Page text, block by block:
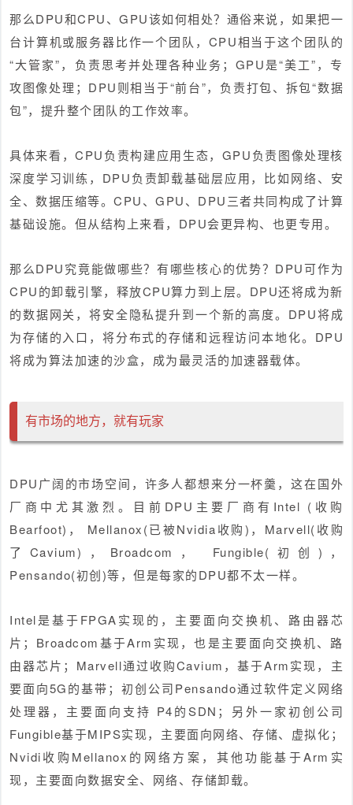
那么DPU和CPU、GPU该如何相处？通俗来说，如果把一
台计算机或服务器比作一个团队，CPU相当于这个团队的
“大管家”，负责思考并处理各种业务；GPU是“美工”，专
攻图像处理；DPU则相当于“前台”，负责打包、拆包“数据
包”，提升整个团队的工作效率。
具体来看，CPU负责构建应用生态，GPU负责图像处理核
深度学习训练，DPU负责卸载基础层应用，比如网络、安
全、数据压缩等。CPU、GPU、DPU三者共同构成了计算
基础设施。但从结构上来看，DPU会更异构、也更专用。
那么DPU究竟能做哪些？有哪些核心的优势？DPU可作为
CPU的卸载引擎，释放CPU算力到上层。DPU还将成为新
的数据网关，将安全隐私提升到一个新的高度。DPU将成
为存储的入口，将分布式的存储和远程访问本地化。DPU
将成为算法加速的沙盒，成为最灵活的加速器载体。
有市场的地方，就有玩家
DPU广阔的市场空间，许多人都想来分一杯羹，这在国外
厂商中尤其激烈。目前DPU主要厂商有Intel (收购
Bearfoot)， Mellanox(已被Nvidia收购)，Marvell(收购
了Cavium)，Broadcom， Fungible(初创)，
Pensando(初创)等，但是每家的DPU都不太一样。
Intel是基于FPGA实现的，主要面向交换机、路由器芯
片；Broadcom基于Arm实现，也是主要面向交换机、路
由器芯片；Marvell通过收购Cavium，基于Arm实现，主
要面向5G的基带；初创公司Pensando通过软件定义网络
处理器，主要面向支持 P4的SDN；另外一家初创公司
Fungible基于MIPS实现，主要面向网络、存储、虚拟化；
Nvidi收购Mellanox的网络方案，其他功能基于Arm实
现，主要面向数据安全、网络、存储卸载。